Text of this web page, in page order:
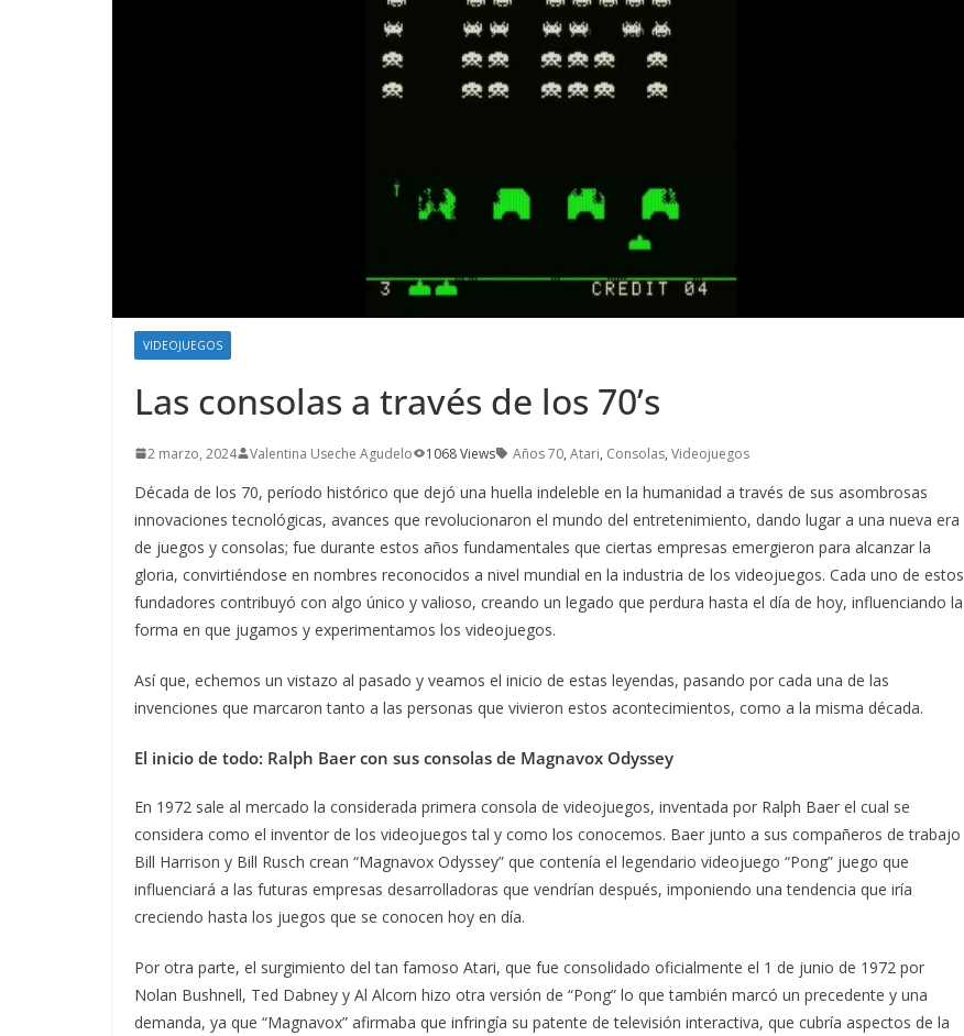
VIDEOJUEGOS
Las consolas a través de los 70’s
2 marzo, 2024 Valentina Useche Agudelo 1068 Views Años 70, Atari, Consolas, Videojuegos
Década de los 70, período histórico que dejó una huella indeleble en la humanidad a través de sus asombrosas
innovaciones tecnológicas, avances que revolucionaron el mundo del entretenimiento, dando lugar a una nueva era
de juegos y consolas; fue durante estos años fundamentales que ciertas empresas emergieron para alcanzar la
gloria, convirtiéndose en nombres reconocidos a nivel mundial en la industria de los videojuegos. Cada uno de estos
fundadores contribuyó con algo único y valioso, creando un legado que perdura hasta el día de hoy, influenciando la
forma en que jugamos y experimentamos los videojuegos.
Así que, echemos un vistazo al pasado y veamos el inicio de estas leyendas, pasando por cada una de las
invenciones que marcaron tanto a las personas que vivieron estos acontecimientos, como a la misma década.
El inicio de todo: Ralph Baer con sus consolas de Magnavox Odyssey
En 1972 sale al mercado la considerada primera consola de videojuegos, inventada por Ralph Baer el cual se
considera como el inventor de los videojuegos tal y como los conocemos. Baer junto a sus compañeros de trabajo
Bill Harrison y Bill Rusch crean “Magnavox Odyssey” que contenía el legendario videojuego “Pong” juego que
influenciará a las futuras empresas desarrolladoras que vendrían después, imponiendo una tendencia que iría
creciendo hasta los juegos que se conocen hoy en día.
Por otra parte, el surgimiento del tan famoso Atari, que fue consolidado oficialmente el 1 de junio de 1972 por
Nolan Bushnell, Ted Dabney y Al Alcorn hizo otra versión de “Pong” lo que también marcó un precedente y una
demanda, ya que “Magnavox” afirmaba que infringía su patente de televisión interactiva, que cubría aspectos de la